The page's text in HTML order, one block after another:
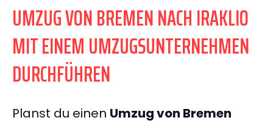
UMZUG VON BREMEN NACH IRAKLIO
MIT EINEM UMZUGSUNTERNEHMEN
DURCHFÜHREN
Planst du einen Umzug von Bremen